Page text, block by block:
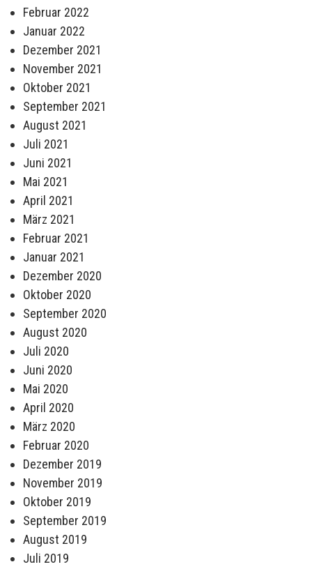
Februar 2022
Januar 2022
Dezember 2021
November 2021
Oktober 2021
September 2021
August 2021
Juli 2021
Juni 2021
Mai 2021
April 2021
März 2021
Februar 2021
Januar 2021
Dezember 2020
Oktober 2020
September 2020
August 2020
Juli 2020
Juni 2020
Mai 2020
April 2020
März 2020
Februar 2020
Dezember 2019
November 2019
Oktober 2019
September 2019
August 2019
Juli 2019